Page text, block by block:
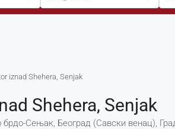
iznad Shehera, Senjak
Shehera, Senjak
Сењак, Београд (Савски венац),